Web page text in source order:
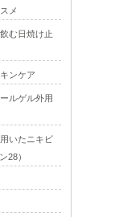
メ
む日焼け止
ンケア
ルゲル外用
いたニキビ
28）